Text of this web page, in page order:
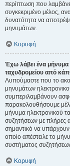
περίπτωση που
συγκεκριμένο μέλος,
δυνατότητα να
μηνυμάτων.
Κορυφή
Έχω λάβει ένα μήνυμα
ταχυδρομείου από
Λυπούμαστε που το
μηνυμάτων
συμπεριλαμβάνουν
παρακολουθήσουμε
μήνυμα ηλεκτρονικού
συζητήσεων με πλήρες
σημαντικό να υπάρχουν
οποίο απέστειλε το
συστήματος
Κορυφή